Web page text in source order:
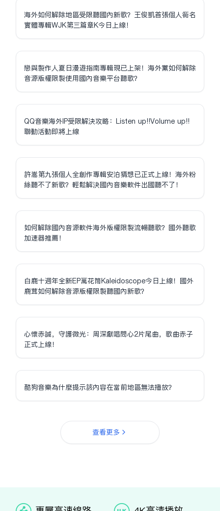
海外如何解除地區受限聽國內新歌？王俊凱首張個人同名
實體專輯WJK第三篇章K今日上線！
戀與製作人夏日漫遊指南專輯現已上架！海外黨如何解除
音源版權限制使用國內音樂平台聽歌？
QQ音樂海外IP受限解決攻略：Listen up!!Volume up!!
聯動活動即將上線
許嵩第九張個人全創作專輯安泊猜想已正式上線！海外粉
絲聽不了新歌？輕鬆解決國內音樂軟件出國聽不了！
如何解除國內音源軟件海外版權限制流暢聽歌？國外聽歌
加速器推薦！
白鹿十週年全新EP萬花筒Kaleidoscope今日上線！國外
鹿茸如何解除音源版權限制聽國內新歌？
心懷赤誠，守護微光：周深獻唱問心2片尾曲，歌曲赤子
正式上線！
酷狗音樂為什麼提示該內容在當前地區無法播放？
查看更多